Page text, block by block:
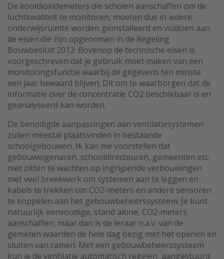
De kooldioxidemeters die scholen aanschaffen om de
luchtkwaliteit te monitoren, moeten dus in iedere
onderwijsruimte worden geïnstalleerd en voldoen aan
de eisen die zijn opgenomen in de Regeling
Bouwbesluit 2012. Bovenop de technische eisen is
voorgeschreven dat je gebruik moet maken van een
monitoringsfunctie waarbij de gegevens ten minste
een jaar bewaard blijven. Dit om te waarborgen dat de
informatie over de concentratie CO2 beschikbaar is en
geanalyseerd kan worden.
De benodigde aanpassingen aan ventilatiesystemen
zullen meestal plaatsvinden in bestaande
schoolgebouwen. Ik kan me voorstellen dat
gebouweigenaren, schooldirecteuren, gemeenten etc.
niet zitten te wachten op ingrijpende verbouwingen
met veel breekwerk om systemen aan te leggen en
kabels te trekken om CO2-meters en andere sensoren
te koppelen aan het gebouwbeheerssysteem. Je kunt
natuurlijk eenvoudige, stand alone, CO2-meters
aanschaffen, maar dan is de leraar n.a.v. van de
gemeten waarden de hele dag bezig met het openen en
sluiten van ramen. Met een gebouwbeheerssysteem
kun je de ventilatie automatisch regelen, aangestuurd